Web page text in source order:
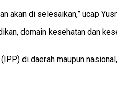
akan di selesaikan,” ucap
domain kesehatan dan
di daerah maupun